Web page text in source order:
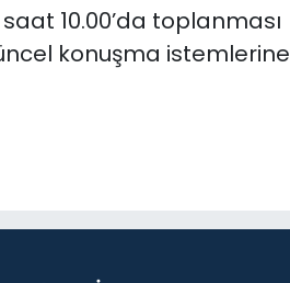
10.00’da toplanması
konuşma istemlerine